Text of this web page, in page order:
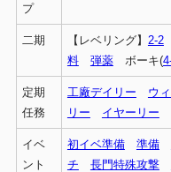
プ
二期 【レベリング】 2-2
料
弾薬ボーキ(
定期
任務
工廠デイリー ウ
リー
イヤーリー
イベ
ント
初イベ準備 準備
チ
長門特殊攻撃